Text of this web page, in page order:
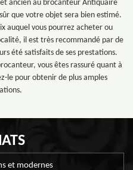
ancien au brocanteur Antiquaire
que votre objet sera bien estimé.
auquel vous pourrez acheter ou
il est très recommandé par de
été satisfaits de ses prestations.
vous êtes rassuré quant à
le pour obtenir de plus amples
et modernes